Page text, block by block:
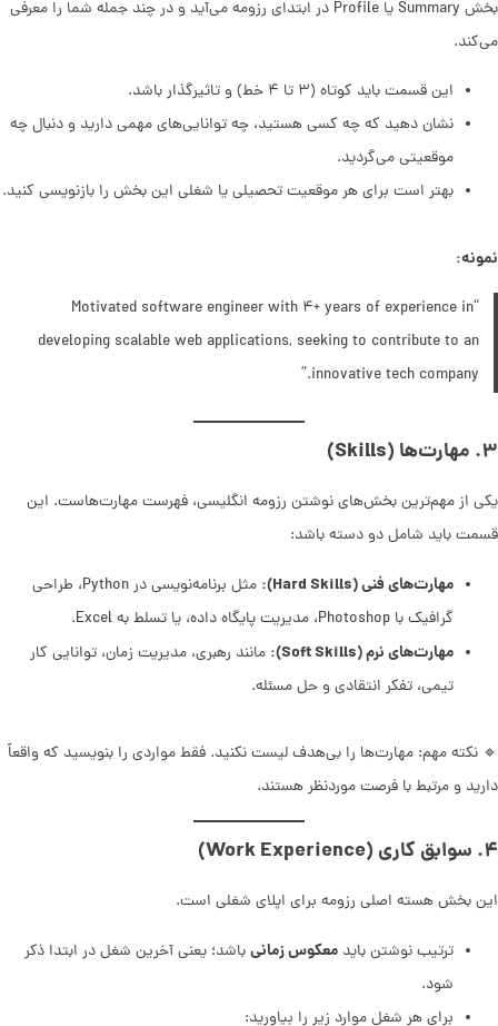
بخش Summary یا Profile در ابتدای رزومه می‌آید و در چند جمله شما را معرفی
می‌کند.
این قسمت باید کوتاه (۳ تا ۴ خط) و تاثیرگذار باشد.
نشان دهید که چه کسی هستید، چه توانایی‌های مهمی دارید و دنبال چه
موقعیتی می‌گردید.
بهتر است برای هر موقعیت تحصیلی یا شغلی این بخش را بازنویسی کنید.
نمونه:
“Motivated software engineer with ۴+ years of experience in
developing scalable web applications, seeking to contribute to an
innovative tech company.”
۳. مهارت‌ها (Skills)
یکی از مهم‌ترین بخش‌های نوشتن رزومه انگلیسی، فهرست مهارت‌هاست. این
قسمت باید شامل دو دسته باشد:
مهارت‌های فنی (Hard Skills):
مثل برنامه‌نویسی در Python، طراحی
گرافیک با Photoshop، مدیریت پایگاه داده، یا تسلط به Excel.
مهارت‌های نرم (Soft Skills):
مانند رهبری، مدیریت زمان، توانایی کار
تیمی، تفکر انتقادی و حل مسئله.
🔹 نکته مهم: مهارت‌ها را بی‌هدف لیست نکنید. فقط مواردی را بنویسید که واقعاً
دارید و مرتبط با فرصت موردنظر هستند.
۴. سوابق کاری (Work Experience)
این بخش هسته اصلی رزومه برای اپلای شغلی است.
ترتیب نوشتن باید معکوس زمانیباشد؛ یعنی آخرین شغل در ابتدا ذکر
شود.
برای هر شغل موارد زیر را بیاورید: